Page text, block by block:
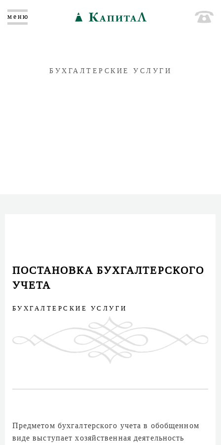
меню
БУХГАЛТЕРСКИЕ УСЛУГИ
ПОСТАНОВКА БУХГАЛТЕРСКОГО
УЧЕТА
БУХГАЛТЕРСКИЕ УСЛУГИ
Предметом бухгалтерского учета в обобщенном
виде выступает хозяйственная деятельность